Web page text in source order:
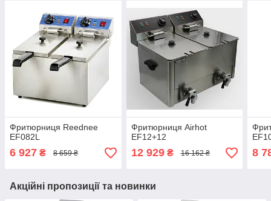
Фритюрниця Reednee
EF082L
6 927 ₴ 8 659 ₴
Фритюрниця Airhot
EF12+12
12 929₴ 16 162 ₴ 8
Акційні пропозиції та новинки